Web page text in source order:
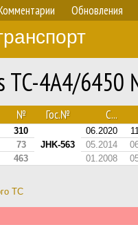
Обновления
TC-4A4/
№ Гос.№ С...
310
JHK-563
06.2020
73 05.2014
463 01.2008
ТС